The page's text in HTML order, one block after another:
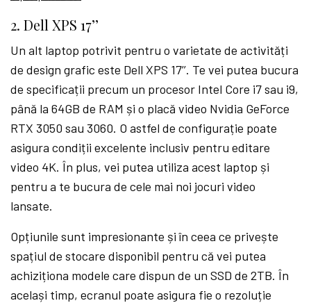
2. Dell XPS 17’’
Un alt laptop potrivit pentru o varietate de activități
de design grafic este Dell XPS 17’’. Te vei putea bucura
de specificații precum un procesor Intel Core i7 sau i9,
până la 64GB de RAM și o placă video Nvidia GeForce
RTX 3050 sau 3060. O astfel de configurație poate
asigura condiții excelente inclusiv pentru editare
video 4K. În plus, vei putea utiliza acest laptop și
pentru a te bucura de cele mai noi jocuri video
lansate.
Opțiunile sunt impresionante și în ceea ce privește
spațiul de stocare disponibil pentru că vei putea
achiziționa modele care dispun de un SSD de 2TB. În
același timp, ecranul poate asigura fie o rezoluție